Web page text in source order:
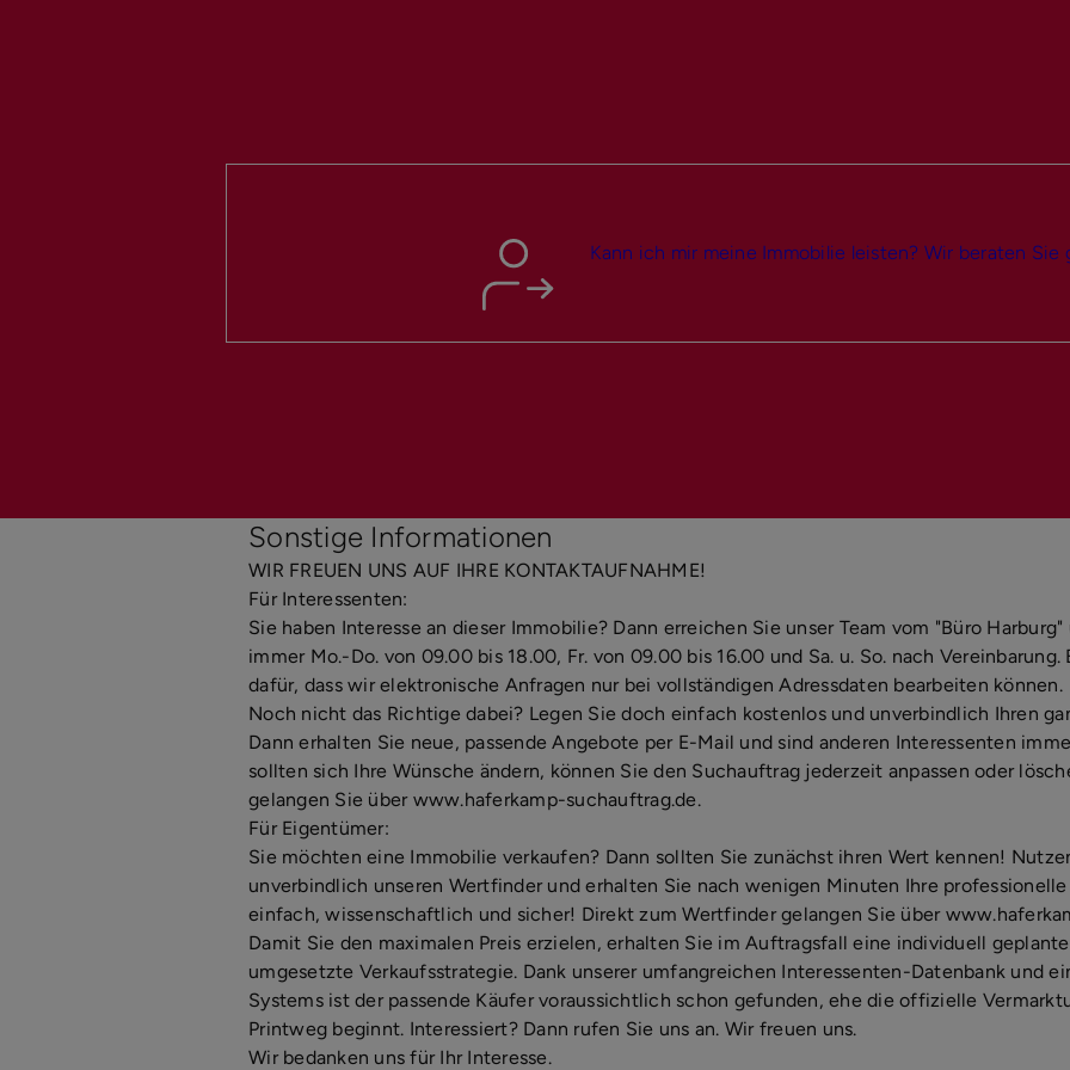
Kann ich mir meine Immobilie leisten? Wir beraten Sie
Sonstige Informationen
WIR FREUEN UNS AUF IHRE KONTAKTAUFNAHME!
Für Interessenten:
Sie haben Interesse an dieser Immobilie? Dann erreichen Sie unser Team vom "Büro
immer Mo.-Do. von 09.00 bis 18.00, Fr. von 09.00 bis 16.00 und Sa. u. So. nach
dafür, dass wir elektronische Anfragen nur bei vollständigen Adressdaten bearbeiten können.
Noch nicht das Richtige dabei? Legen Sie doch einfach kostenlos und unverbindlich Ihren
Dann erhalten Sie neue, passende Angebote per E-Mail und sind anderen Interessenten
sollten sich Ihre Wünsche ändern, können Sie den Suchauftrag jederzeit anpassen oder
gelangen Sie über www.haferkamp-suchauftrag.de.
Für Eigentümer:
Sie möchten eine Immobilie verkaufen? Dann sollten Sie zunächst ihren Wert kennen!
unverbindlich unseren Wertfinder und erhalten Sie nach wenigen Minuten Ihre
einfach, wissenschaftlich und sicher! Direkt zum Wertfinder gelangen Sie über
Damit Sie den maximalen Preis erzielen, erhalten Sie im Auftragsfall eine individuell
umgesetzte Verkaufsstrategie. Dank unserer umfangreichen Interessenten-Datenbank und
Systems ist der passende Käufer voraussichtlich schon gefunden, ehe die offizielle
Printweg beginnt. Interessiert? Dann rufen Sie uns an. Wir freuen uns.
Wir bedanken uns für Ihr Interesse.